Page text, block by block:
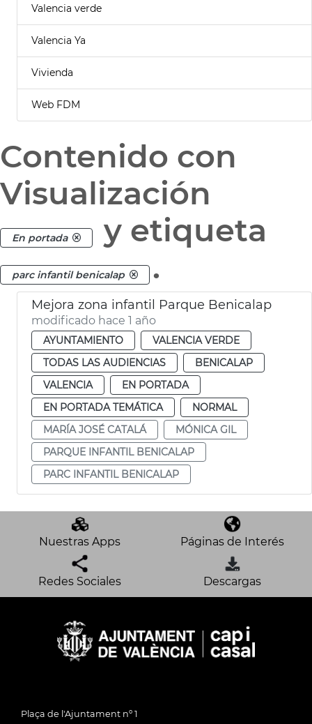
Valencia verde
Valencia Ya
Vivienda
Web FDM
Contenido con
Visualización
En portada y etiqueta
parc infantil benicalap .
Mejora zona infantil Parque Benicalap
modificado hace 1 año
AYUNTAMIENTO
VALENCIA VERDE
TODAS LAS AUDIENCIAS
BENICALAP
VALENCIA
EN PORTADA
EN PORTADA TEMÁTICA
NORMAL
MARÍA JOSÉ CATALÁ
MÓNICA GIL
PARQUE INFANTIL BENICALAP
PARC INFANTIL BENICALAP
Nuestras Apps Páginas de Interés
Redes Sociales Descargas
Plaça de l'Ajuntament nº 1